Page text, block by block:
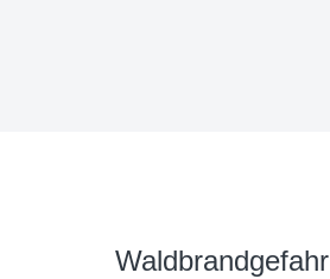
Waldbrandgefahr